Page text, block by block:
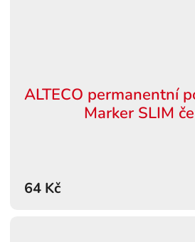
ALTECO permanentní
Marker SLIM
64 Kč